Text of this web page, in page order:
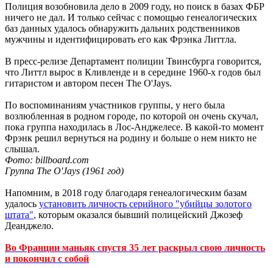
Полиция возобновила дело в 2009 году, но поиск в базах ФБР
ничего не дал. И только сейчас с помощью генеалогических
баз данных удалось обнаружить дальних родственников
мужчины и идентифицировать его как Фрэнка Литтла.
В пресс-релизе Департамент полиции Твинсбурга говорится,
что Литтл вырос в Кливленде и в середине 1960-х годов был
гитаристом и автором песен The O'Jays.
По воспоминаниям участников группы, у него была
возлюбленная в родном городе, по которой он очень скучал,
пока группа находилась в Лос-Анджелесе. В какой-то момент
Фрэнк решил вернуться на родину и больше о нем никто не
слышал.
Фото: billboard.com
Группа The O'Jays (1961 год)
Напомним, в 2018 году благодаря генеалогическим базам
удалось установить личность серийного "убийцы золотого
штата", которым оказался бывший полицейский Джозеф
Деанджело.
Во Франции маньяк спустя 35 лет раскрыл свою личность
и покончил с собой